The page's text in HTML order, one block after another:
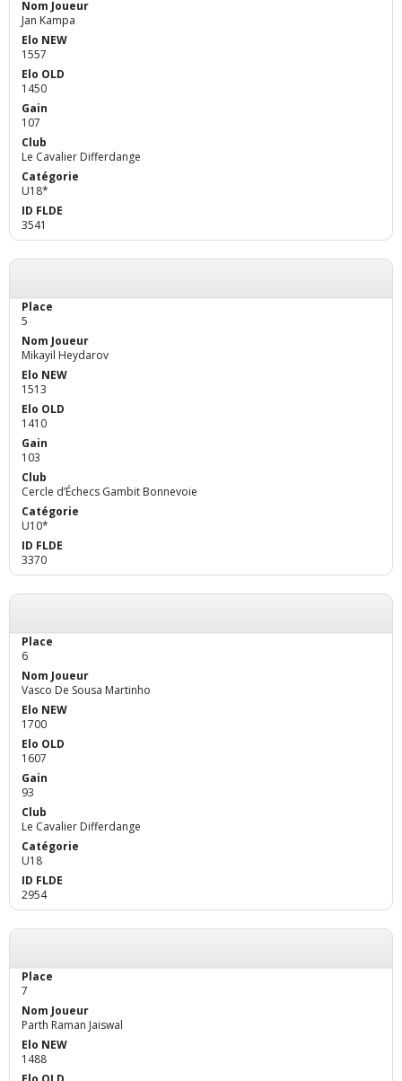
Jan Kampa
1557
1450
107
Le Cavalier Differdange
U18*
3541
5
Mikayil Heydarov
1513
1410
103
Cercle d’Échecs Gambit Bonnevoie
U10*
3370
6
Vasco De Sousa Martinho
1700
1607
93
Le Cavalier Differdange
U18
2954
7
Parth Raman Jaiswal
1488